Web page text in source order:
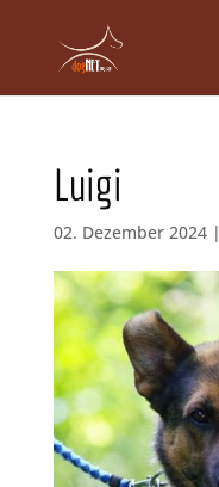
Luigi
02. Dezember 2024 |